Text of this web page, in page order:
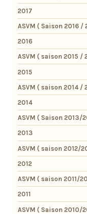
2017
ASVM ( Saison 2016 /
2016
ASVM ( saison 2015 /
2015
ASVM ( saison 2014 /
2014
ASVM ( Saison 2013/
2013
ASVM ( saison 2012/
2012
ASVM ( saison 2011/
2011
ASVM ( Saison 2010/